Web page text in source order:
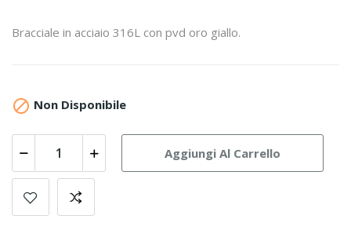
Bracciale in acciaio 316L con pvd oro giallo.
 Non Disponibile
Aggiungi Al Carrello